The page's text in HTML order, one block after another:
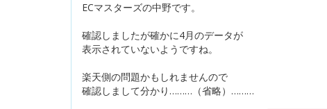
ECマスターズの中野です。
確認しましたが確かに4月のデータが
表示されていないようですね。
楽天側の問題かもしれませんので
確認しまして分かり………（省略）………